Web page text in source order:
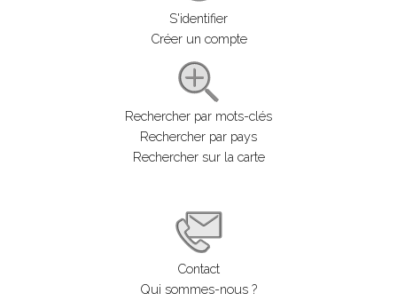
S'identifier
Créer un compte
Rechercher par mots-clés
Rechercher par pays
Rechercher sur la carte
Contact
Qui sommes-nous ?